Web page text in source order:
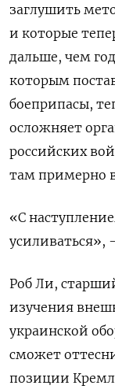
заглушить
и которые
дальше, чем
которым
боеприпасы,
осложняет
российских
там примерно
«С
усиливаться»,
Роб Ли,
изучения
украинской
сможет
позиции